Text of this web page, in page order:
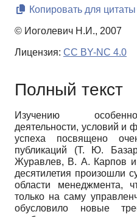
Копировать для цитаты
© Иоголевич Н.И., 2007
Лицензия: CC BY-NC 4.0
Полный текст
Изучению
деятельности, условий и
успеха посвящено
публикаций (Т. Ю.
Журавлев, В. А. Карпов
десятилетия произошли
области менеджмента,
только на саму
обусловило новые